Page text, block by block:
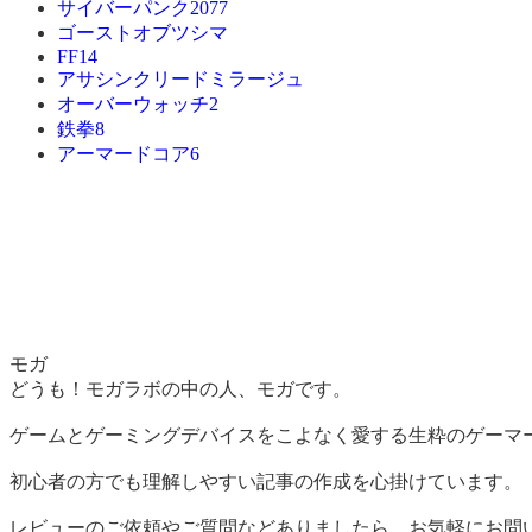
サイバーパンク2077
ゴーストオブツシマ
FF14
アサシンクリードミラージュ
オーバーウォッチ2
鉄拳8
アーマードコア6
モガ
どうも！モガラボの中の人、モガです。
ゲームとゲーミングデバイスをこよなく愛する生粋のゲーマ
初心者の方でも理解しやすい記事の作成を心掛けています。
レビューのご依頼やご質問などありましたら、お気軽にお問